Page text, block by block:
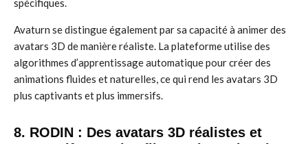
spécifiques.
Avaturn se distingue également par sa capacité à animer des
avatars 3D de manière réaliste. La plateforme utilise des
algorithmes d’apprentissage automatique pour créer des
animations fluides et naturelles, ce qui rend les avatars 3D
plus captivants et plus immersifs.
8. RODIN : Des avatars 3D réalistes et